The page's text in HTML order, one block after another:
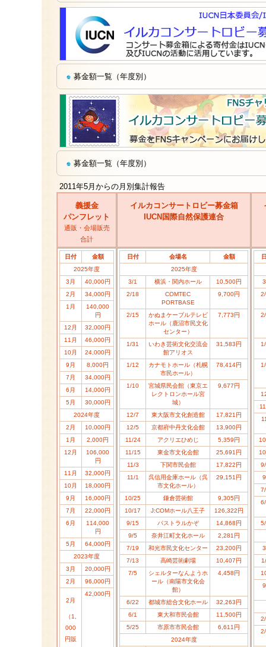
募金額一覧（年度別）
募金額一覧（年度別）
2011年5月からの月別集計報告
義援金
パンフレット
通販・会場販売
合計
イルカコンサートロビー募金箱
IUCN国際自然保護連合
日付
金額
2025年度
3月
40,000円
2月
34,000円
1月
140,000
円
12月
32,000円
11月
46,000円
10月
24,000円
9月
8,000円
7月
34,000円
6月
14,000円
5月
30,000円
2024年度
2月
10,000円
1月
2,000円
12月
106,000
円
11月
32,000円
10月
18,000円
9月
16,000円
7月
22,000円
6月
114,000
円
5月
64,000円
2023年度
3月
20,000円
2月
96,000円
2月
（1,
000
円販
42,000円
日付 会場名
金額
2025年度
3/1
横浜・関内ホール
10,500円
2/18
COMTEC
PORTBASE
9,700円
2/15
かぬまケーブルテレビ
ホール（鹿沼市民文化
センター）
7,773円
1/31
いわき芸術文化交流会
館アリオス
31,583円
1/12
カナモトホール（札幌
市民ホール）
78,414円
1/10
宮城県民会館（東京エ
レクトロンホール宮
城）
9,677円
12/7 東大阪市文化創造館
17,821円
12/5
京都府中丹文化会館
13,900円
11/24
アクリエひめじ
5,359円
11/15
東金市文化会館
25,691円
11/3
下関市民会館
17,822円
11/1
呉信用金庫ホール（呉
市文化ホール）
29,151円
10/25 鎌倉芸術館
9,305円
10/17
J:COMホール八王子
126,322円
9/15
パストラルかぞ
14,868円
9/5
奈井江町文化ホール
2,281円
7/19
和光市民文化センター
23,200円
7/13
高崎芸術劇場
10,407円
7/5
シェルターなんようホ
ール（南陽市文化会
館）
4,458円
6/22 都城市総合文化ホール
32,263円
6/1
東大和市民会館
11,500円
5/25
市原市市民会館
6,611円
2024年度